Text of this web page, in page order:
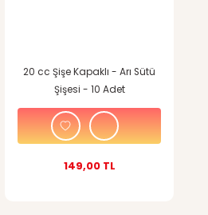
20 cc Şişe Kapaklı - Arı Sütü
Şişesi - 10 Adet
149,00 TL